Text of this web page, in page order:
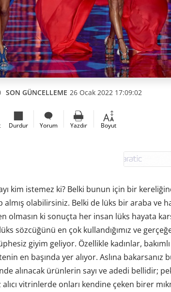
SON GÜNCELLEME 26 Ocak 2022 17:09:02
Durdur Yorum Yazdır Boyut
kim istemez ki? Belki bunun için bir
olabilirsiniz. Belki de lüks bir araba ve
olmasın ki sonuçta her insan lüks hayata
sözcüğünü en çok kullandığımız ve
giyim geliyor. Özellikle kadınlar, bakımlı
en başında yer alıyor. Aslına bakarsanız
alınacak ürünlerin sayı ve adedi bellidir;
vitrinlerde onları kendine çeken birer